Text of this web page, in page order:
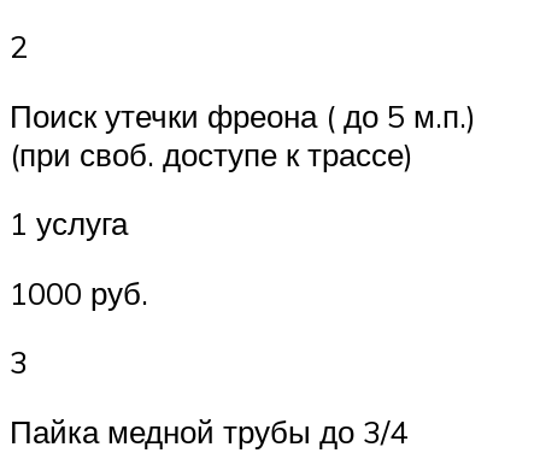
2
Поиск утечки фреона ( до 5 м.п.)
(при своб. доступе к трассе)
1 услуга
1000 руб.
3
Пайка медной трубы до 3/4